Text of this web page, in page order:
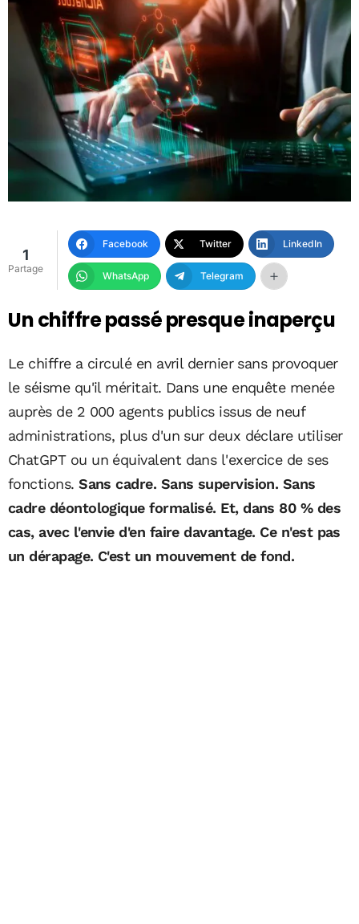
1
Partage
Facebook Twitter LinkedIn
WhatsApp Telegram
Un chiffre passé presque inaperçu
Le chiffre a circulé en avril dernier sans provoquer
le séisme qu'il méritait. Dans une enquête menée
auprès de 2 000 agents publics issus de neuf
administrations, plus d'un sur deux déclare utiliser
ChatGPT ou un équivalent dans l'exercice de ses
fonctions.Sans cadre. Sans supervision. Sans
cadre déontologique formalisé. Et, dans 80 % des
cas, avec l'envie d'en faire davantage. Ce n'est pas
un dérapage. C'est un mouvement de fond.